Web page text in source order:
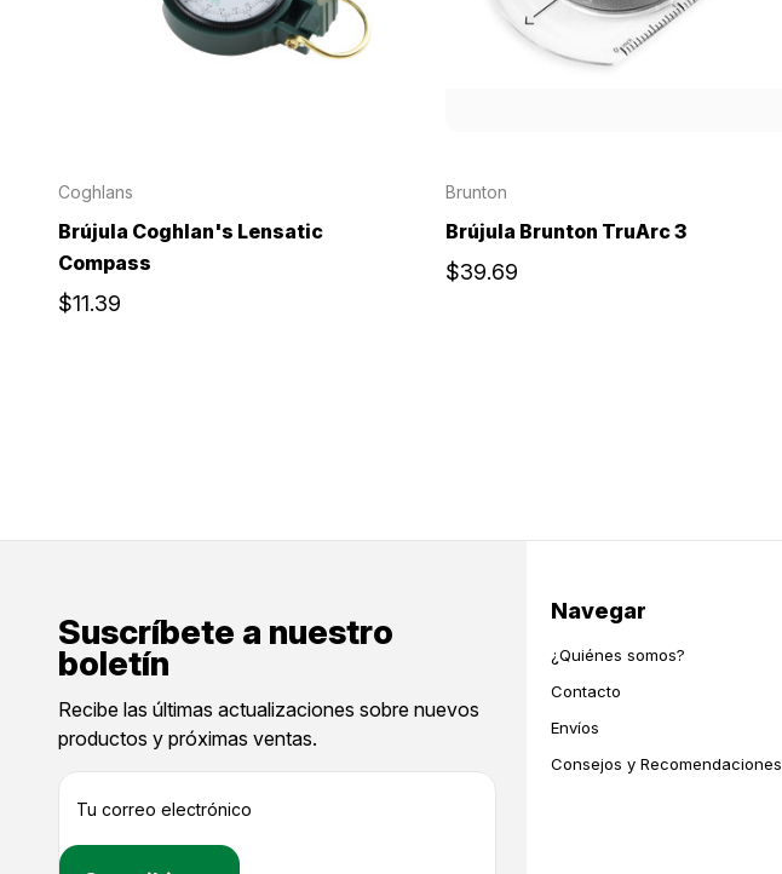
Coghlans
Brújula Coghlan's Lensatic
Compass
$11.39
Brunton
Brújula Brunton TruArc 3
$39.69
Suscríbete a nuestro
boletín
Recibe las últimas actualizaciones sobre nuevos
productos y próximas ventas.
e
Navegar
¿Quiénes somos?
Contacto
Envíos
Consejos y Recomendaciones